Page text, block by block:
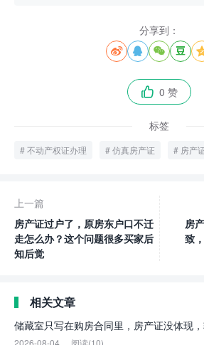
分享到：
   
 0 赞
标签
不动产权证办理 仿真房产证 房产
上一篇
房产证过户了，原房东户口不迁
走怎么办？这个问题很多买家后
知后觉
房
致
相关文章
储藏室只写在购房合同里，房产证没体现
2026-08-04 阅读(10)